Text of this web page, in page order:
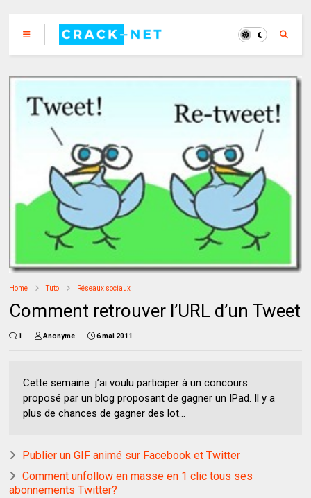
Home Tuto Réseaux sociaux
Comment retrouver l’URL d’un Tweet
1 Anonyme 6 mai 2011
Cette semaine j’ai voulu participer à un concours
proposé par un blog proposant de gagner un IPad. Il y a
plus de chances de gagner des lot...
Publier un GIF animé sur Facebook et Twitter
Comment unfollow en masse en 1 clic tous ses
abonnements Twitter?